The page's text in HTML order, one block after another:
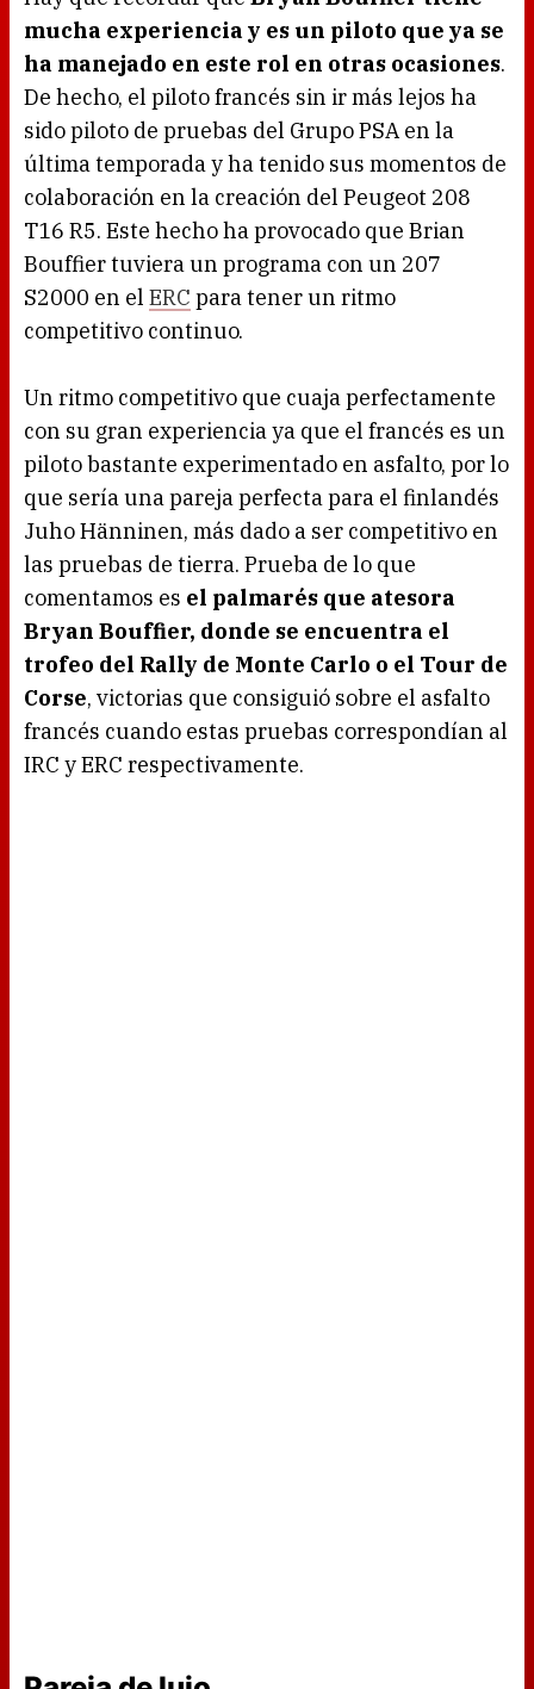
mucha experiencia y es un piloto que ya se
ha manejado en este rol en otras ocasiones.
De hecho, el piloto francés sin ir más lejos ha
sido piloto de pruebas del Grupo PSA en la
última temporada y ha tenido sus momentos de
colaboración en la creación del Peugeot 208
T16 R5. Este hecho ha provocado que Brian
Bouffier tuviera un programa con un 207
S2000 en el ERC para tener un ritmo
competitivo continuo.
Un ritmo competitivo que cuaja perfectamente
con su gran experiencia ya que el francés es un
piloto bastante experimentado en asfalto, por lo
que sería una pareja perfecta para el finlandés
Juho Hänninen, más dado a ser competitivo en
las pruebas de tierra. Prueba de lo que
comentamos es el palmarés que atesora
Bryan Bouffier, donde se encuentra el
trofeo del Rally de Monte Carlo o el Tour de
Corse, victorias que consiguió sobre el asfalto
francés cuando estas pruebas correspondían al
IRC y ERC respectivamente.